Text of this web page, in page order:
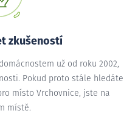
zkušeností
už od roku 2002,
Pokud proto stále hledáte
místo Vrchovnice, jste na
místě.